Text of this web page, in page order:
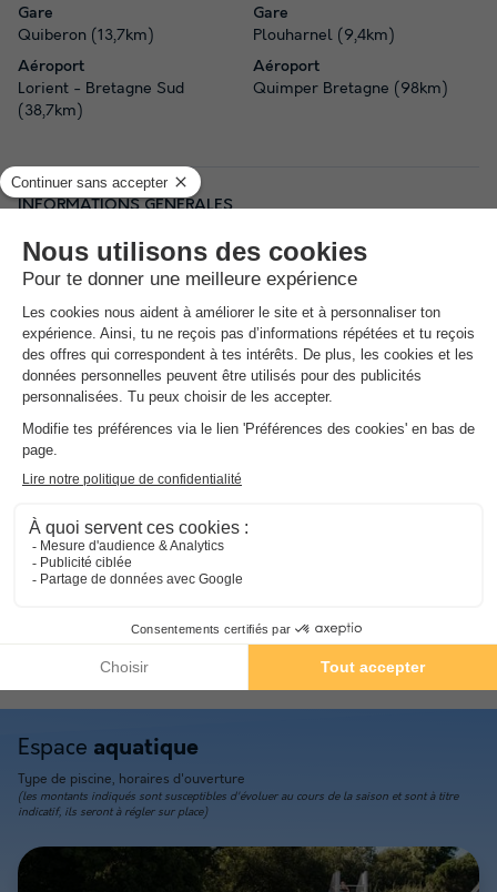
Gare
Quiberon (13,7km)
Gare
Plouharnel (9,4km)
Aéroport
Lorient - Bretagne Sud
(38,7km)
Aéroport
Quimper Bretagne (98km)
INFORMATIONS GÉNÉRALES
Date et heures d’ouverture
Ouvert du 3 avril au 27 septembre
Horaires de la réception
Ouvert de janvier à juin, , de 09:00 à 12:30
Ouvert de janvier à juin, , de 14:00 à 18:00
Ouvert de septembre à décembre, , de 09:00 à 12:00
Ouvert de septembre à décembre, , de 14:00 à 18:00
Français, Anglais
Voiture conseillée
Espace aquatique
Type de piscine, horaires d'ouverture
(les montants indiqués sont susceptibles d'évoluer au cours de la saison et sont à titre
indicatif, ils seront à régler sur place)